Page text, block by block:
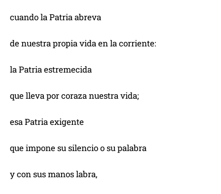
cuando la Patria abreva
de nuestra propia vida en la corriente:
la Patria estremecida
que lleva por coraza nuestra vida;
esa Patria exigente
que impone su silencio o su palabra
y con sus manos labra,